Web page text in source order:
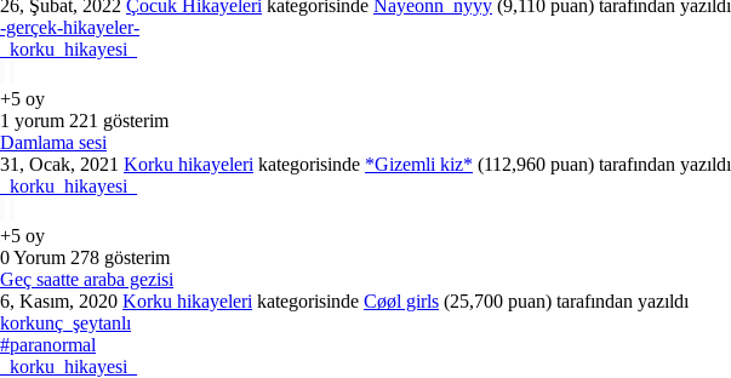
26, Şubat, 2022 Çocuk Hikayeleri kategorisinde Nayeonn_nyyy (9,110 puan) tarafından yazıldı
-gerçek-hikayeler-
_korku_hikayesi_
+5 oy
1 yorum 221 gösterim
Damlama sesi
31, Ocak, 2021 Korku hikayeleri kategorisinde *Gizemli kiz* (112,960 puan) tarafından yazıldı
_korku_hikayesi_
+5 oy
0Yorum 278 gösterim
Geç saatte araba gezisi
6, Kasım, 2020 Korku hikayeleri kategorisinde Cøøl girls (25,700 puan) tarafından yazıldı
korkunç_şeytanlı
#paranormal
_korku_hikayesi_